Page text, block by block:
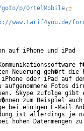
p/OrtelMobile
www.tarif4you.de/
auf iPhone und iPad
Neuerung geh�rt die
oder iPad auf
Fotos
Skype zufolge gibt
zum Beispiel
bei einigen E-Mail
ist allerdings je
hohen Datenmengen